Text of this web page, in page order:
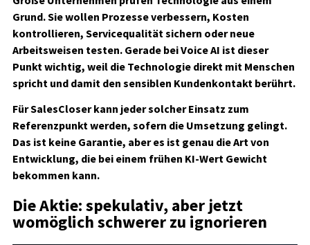
Grund. Sie wollen Prozesse verbessern, Kosten
kontrollieren, Servicequalität sichern oder neue
Arbeitsweisen testen. Gerade bei Voice AI ist dieser
Punkt wichtig, weil die Technologie direkt mit Menschen
spricht und damit den sensiblen Kundenkontakt berührt.
Für SalesCloser kann jeder solcher Einsatz zum
Referenzpunkt werden, sofern die Umsetzung gelingt.
Das ist keine Garantie, aber es ist genau die Art von
Entwicklung, die bei einem frühen KI-Wert Gewicht
bekommen kann.
Die Aktie: spekulativ, aber jetzt
womöglich schwerer zu ignorieren